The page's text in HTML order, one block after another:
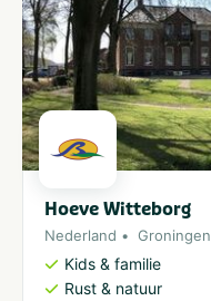
Hoeve Witteborg
Nederland Groningen
Kids & familie
Rust & natuur